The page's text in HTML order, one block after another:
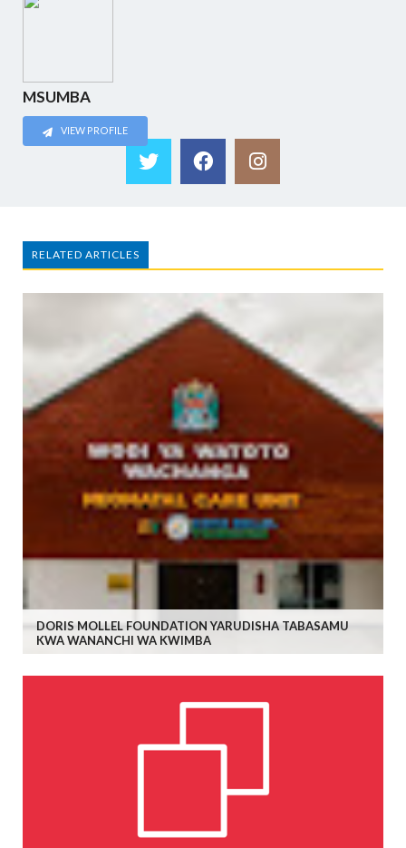
MSUMBA
VIEW PROFILE
RELATED ARTICLES
DORIS MOLLEL FOUNDATION YARUDISHA TABASAMU
KWA WANANCHI WA KWIMBA